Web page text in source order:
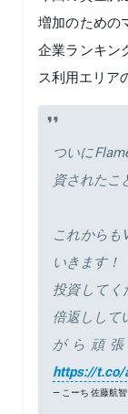
増加のための
企業ランキン
ス利用エリア
ついに
資されたこ
これから
いきます！
投資してく
倍返しして
がら頑
https://t.co/
— こーち 佐藤航